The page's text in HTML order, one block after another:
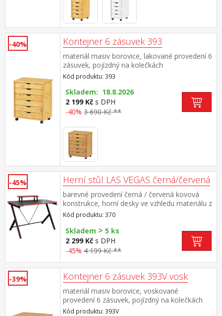
-40% Kontejner 6 zásuvek 393
materiál masiv borovice, lakované provedení 6
zásuvek, pojízdný na kolečkách
Kód produktu: 393
Skladem: 18.8.2026
2 199 Kč s DPH
-40% 3 690 Kč **
-45% Herní stůl LAS VEGAS černá/červená
barevné provedení černá / červená kovová
konstrukce, horní desky ve vzhledu materiálu z
karbonových vláken police na monitor, držák
na nápoje, dva háčky na příslušenství zadní
hrana stolu vykrojená na protažení kabelů
Kód produktu: 370
Skladem > 5 ks
2 299 Kč s DPH
-45% 4 199 Kč **
-39% Kontejner 6 zásuvek 393V vosk
materiál masiv borovice, voskované
provedení 6 zásuvek, pojízdný na kolečkách
Kód produktu: 393V